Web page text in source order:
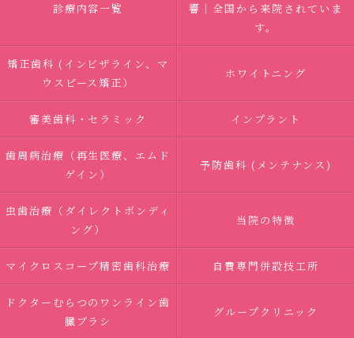
診療内容一覧
響｜全国から来院されていま
す。
矯正歯科 (インビザライン、マ
ウスピース矯正）
ホワイトニング
審美歯科・セラミック インプラント
歯周病治療（再生医療、エムド
ゲイン）
予防歯科 (メンテナンス)
虫歯治療（ダイレクトボンディ
ング）
当院の特徴
マイクロスコープ精密歯科治療 自費専門併設技工所
ドクターむらつのワンライン歯
臓ブラシ
グループクリニック